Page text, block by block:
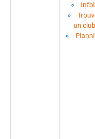
un club